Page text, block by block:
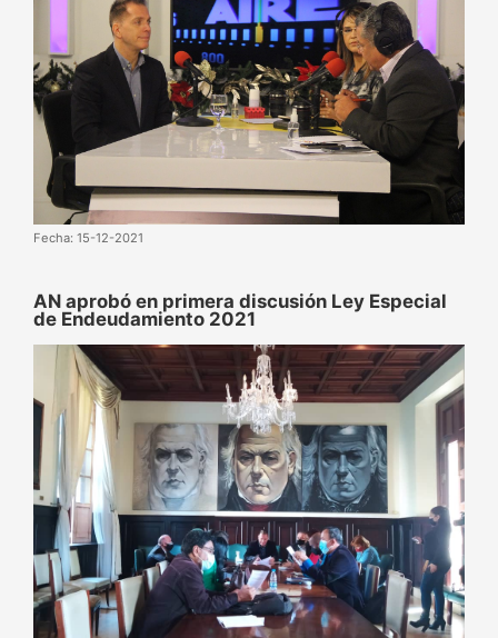
Fecha: 15-12-2021
AN aprobó en primera discusión Ley Especial
de Endeudamiento 2021